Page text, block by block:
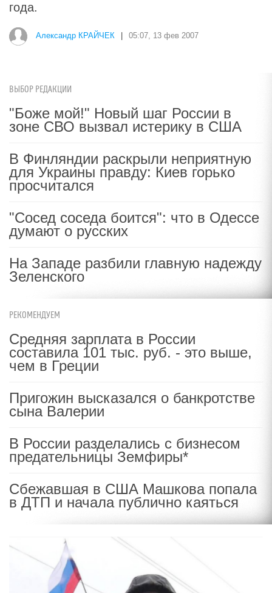
года.
Александр КРАЙЧЕК 05:07, 13 фев 2007
ВЫБОР РЕДАКЦИИ
"Боже мой!" Новый шаг России в
зоне СВО вызвал истерику в США
В Финляндии раскрыли неприятную
для Украины правду: Киев горько
просчитался
"Сосед соседа боится": что в Одессе
думают о русских
На Западе разбили главную надежду
Зеленского
РЕКОМЕНДУЕМ
Средняя зарплата в России
составила 101 тыс. руб. - это выше,
чем в Греции
Пригожин высказался о банкротстве
сына Валерии
В России разделались с бизнесом
предательницы Земфиры*
Сбежавшая в США Машкова попала
в ДТП и начала публично каяться